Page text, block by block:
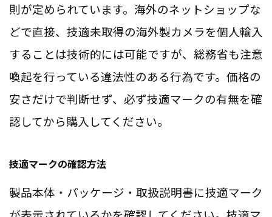
則が定められています。海外のネットショップな
どで直接、技適未取得の海外製カメラを個人輸入
することは技術的には可能ですが、総務省も注意
喚起を行っている違法性のある行為です。価格の
安さだけで判断せず、必ず技適マークの有無を確
認してから購入してください。
技適マークの確認方法
製品本体・パッケージ・取扱説明書に技適マーク